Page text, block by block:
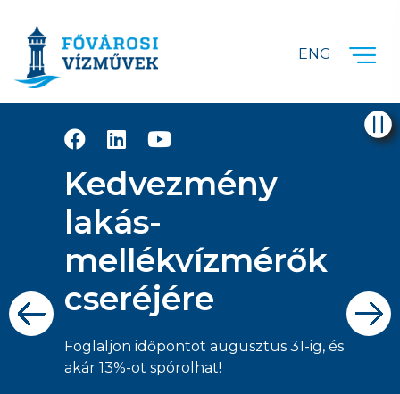
ENG
Kedvezmény
lakás-
mellékvízmérők
cseréjére
Foglaljon időpontot augusztus 31-ig, és
akár 13%-ot spórolhat!